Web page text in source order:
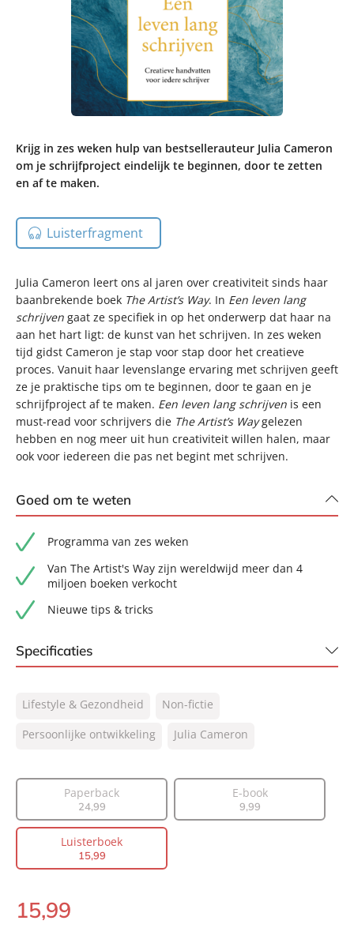
Krijg in zes weken hulp van bestsellerauteur Julia Cameron
om je schrijfproject eindelijk te beginnen, door te zetten
en af te maken.
Luisterfragment
Julia Cameron leert ons al jaren over creativiteit sinds haar
baanbrekende boek The Artist’s Way. In Een leven lang
schrijven gaat ze specifiek in op het onderwerp dat haar na
aan het hart ligt: de kunst van het schrijven. In zes weken
tijd gidst Cameron je stap voor stap door het creatieve
proces. Vanuit haar levenslange ervaring met schrijven geeft
ze je praktische tips om te beginnen, door te gaan en je
schrijfproject af te maken. Een leven lang schrijven is een
must-read voor schrijvers die The Artist’s Waygelezen
hebben en nog meer uit hun creativiteit willen halen, maar
ook voor iedereen die pas net begint met schrijven.
Goed om te weten
Programma van zes weken
Van The Artist's Way zijn wereldwijd meer dan 4
miljoen boeken verkocht
Nieuwe tips & tricks
Specificaties
NUR:
770
Type:
Luisterboek
Vertaler:
Hennie Volkers
Jantine van den Bosch
Prijs:
15,99
Uitgever:
Lev.
Lifestyle & Gezondheid
Non-fictie
Persoonlijke ontwikkeling
Julia Cameron
Paperback
24,99
E-book
9,99
Luisterboek
15,99
Luisterboek:
15,99